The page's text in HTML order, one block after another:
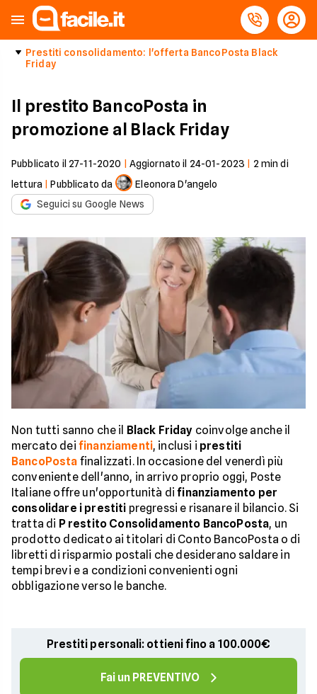
Prestiti consolidamento: l'offerta BancoPosta Black
Friday
Il prestito BancoPosta in
promozione al Black Friday
Pubblicato il 27-11-2020 Aggiornato il 24-01-2023 2 min di
lettura |Pubblicato da
Eleonora D'angelo
Seguici su Google News
Non tutti sanno che il Black Friday coinvolge anche il
mercato dei finanziamenti, inclusi i prestiti
BancoPosta finalizzati. In occasione del venerdì più
conveniente dell'anno, in arrivo proprio oggi, Poste
Italiane offre un'opportunità difinanziamento per
consolidare i prestiti pregressi e risanare il bilancio. Si
tratta di P restito Consolidamento BancoPosta, un
prodotto dedicato ai titolari di Conto BancoPosta o di
libretti di risparmio postali che desiderano saldare in
tempi brevi e a condizioni convenienti ogni
obbligazione verso le banche.
Prestiti personali: ottieni fino a 100.000€
Fai un PREVENTIVO